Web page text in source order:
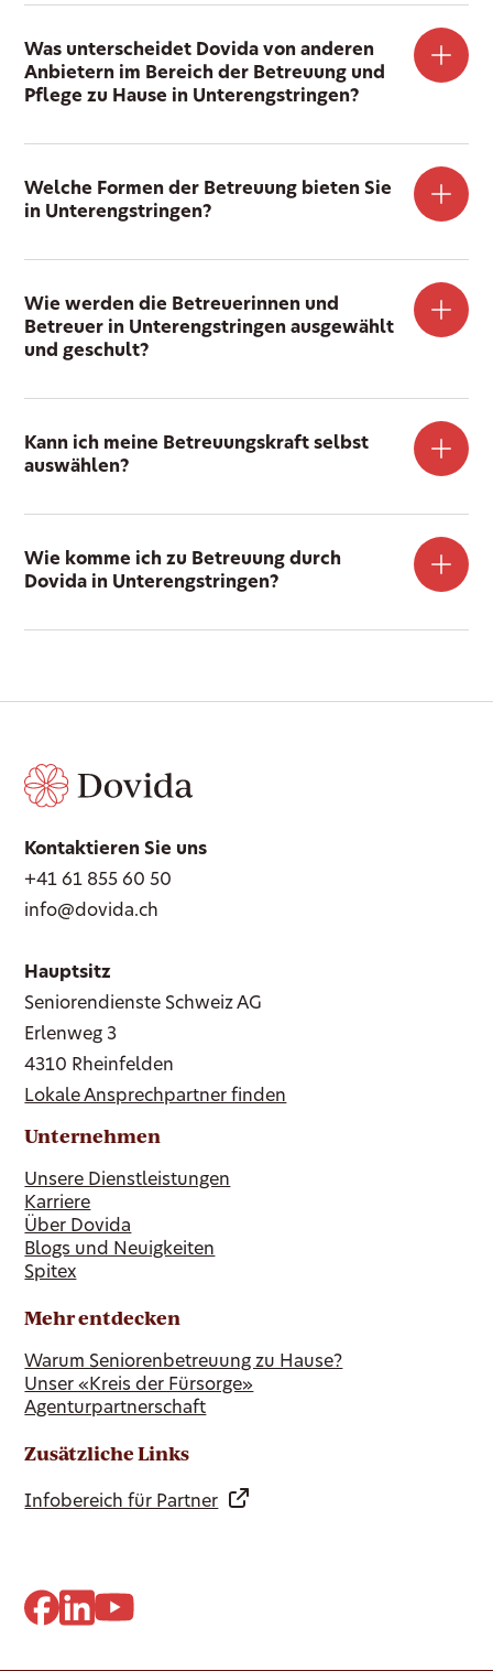
Was unterscheidet Dovida von anderen
Anbietern im Bereich der Betreuung und
Pflege zu Hause in Unterengstringen?
Welche Formen der Betreuung bieten Sie
in Unterengstringen?
Wie werden die Betreuerinnen und
Betreuer in Unterengstringen ausgewählt
und geschult?
Kann ich meine Betreuungskraft selbst
auswählen?
Wie komme ich zu Betreuung durch
Dovida in Unterengstringen?
Kontaktieren Sie uns
+41 61 855 60 50
info@dovida.ch
Hauptsitz
Seniorendienste Schweiz AG
Erlenweg 3
4310 Rheinfelden
Lokale Ansprechpartner finden
Unternehmen
Unsere Dienstleistungen
Karriere
Über Dovida
Blogs und Neuigkeiten
Spitex
Mehr entdecken
Warum Seniorenbetreuung zu Hause?
Unser «Kreis der Fürsorge»
Agenturpartnerschaft
Zusätzliche Links
Infobereich für Partner